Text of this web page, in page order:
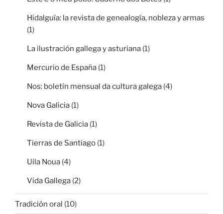
Hidalguía: la revista de genealogía, nobleza y armas
(1)
La ilustración gallega y asturiana (1)
Mercurio de España (1)
Nos: boletín mensual da cultura galega (4)
Nova Galicia (1)
Revista de Galicia (1)
Tierras de Santiago (1)
Uila Noua (4)
Vida Gallega (2)
Tradición oral (10)